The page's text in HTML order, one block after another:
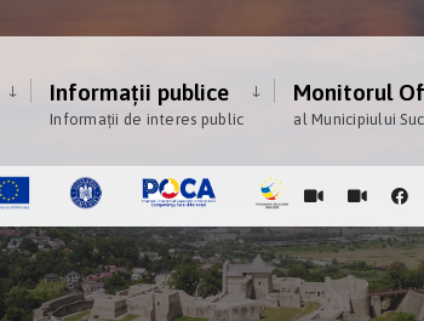
Informații publice
Informații de interes public
Monitorul
al Municipiului